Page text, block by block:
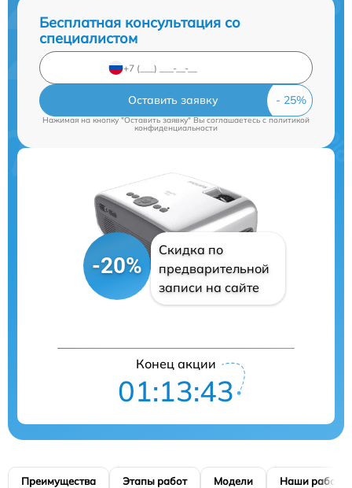
Бесплатная консультация со
специалистом
Оставить заявку
Нажимая на кнопку "Оставить заявку" Вы соглашаетесь c политикой
конфиденциальности
-20%
Скидка по
предварительной
записи на сайте
Конец акции
01:13:42
Преимущества Этапы работ Модели Наши работы